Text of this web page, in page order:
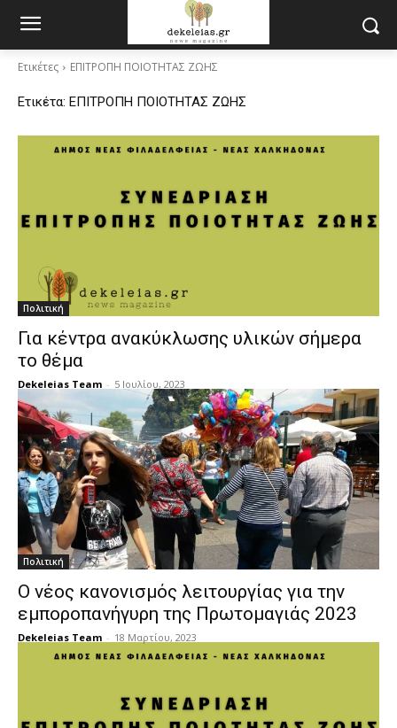
Ετικέτες ΕΠΙΤΡΟΠΗ ΠΟΙΟΤΗΤΑΣ ΖΩΗΣ
Ετικέτα: ΕΠΙΤΡΟΠΗ ΠΟΙΟΤΗΤΑΣ ΖΩΗΣ
Πολιτική
Για κέντρα ανακύκλωσης υλικών σήμερα
το θέμα
Dekeleias Team - 5 Ιουλίου, 2023
Πολιτική
Ο νέος κανονισμός λειτουργίας για την
εμποροπανήγυρη της Πρωτομαγιάς 2023
Dekeleias Team - 18 Μαρτίου, 2023